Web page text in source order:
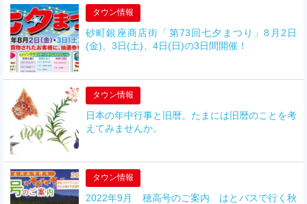
タウン情報
砂町銀座商店街「第73回七夕まつり」8月2日
(金)、3日(土)、4日(日)の3日間開催！
タウン情報
日本の年中行事と旧暦。たまには旧暦のことを考
えてみませんか。
タウン情報
2022年9月 穂高号のご案内 はとバスで行く秋